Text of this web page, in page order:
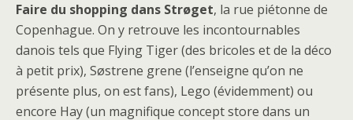
Faire du shopping dans Strøget, la rue piétonne de
Copenhague. On y retrouve les incontournables
danois tels que Flying Tiger (des bricoles et de la déco
à petit prix), Søstrene grene (l’enseigne qu’on ne
présente plus, on est fans), Lego (évidemment) ou
encore Hay (un magnifique concept store dans un